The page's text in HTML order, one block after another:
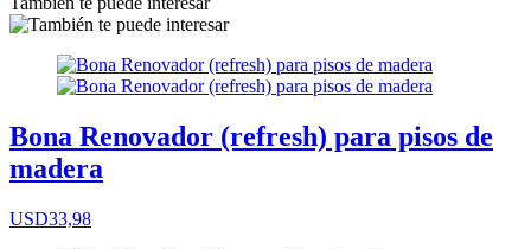
Bona Renovador (refresh) para pisos de
madera
USD33,98